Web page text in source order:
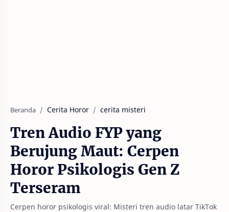
Beranda Cerita Horor cerita misteri
Tren Audio FYP yang
Berujung Maut: Cerpen
Horor Psikologis Gen Z
Terseram
Cerpen horor psikologis viral: Misteri tren audio latar TikTok